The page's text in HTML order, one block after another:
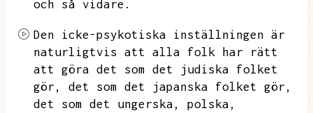
och så vidare.
Den icke-psykotiska inställningen är
naturligtvis att alla folk har rätt
att göra det som det judiska folket
gör,
det som det japanska folket gör,
det som det ungerska,
polska,